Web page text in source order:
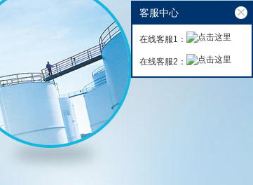
客服中心
在线客服1：
在线客服2：